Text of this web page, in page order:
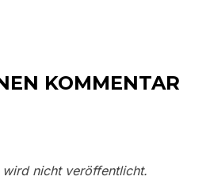
KOMMENTAR
nicht veröffentlicht.